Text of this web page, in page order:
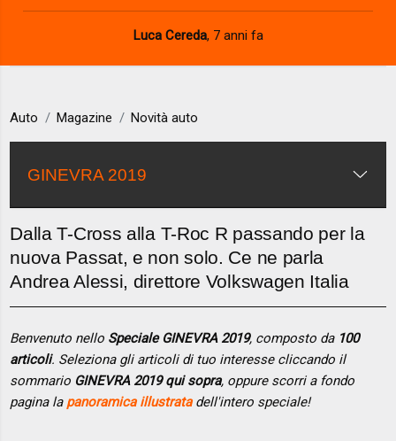
d
e
Luca Cereda, 7 anni fa
Auto Magazine Novità auto
GINEVRA 2019
Dalla T-Cross alla T-Roc R passando per la
nuova Passat, e non solo. Ce ne parla
Andrea Alessi, direttore Volkswagen Italia
Benvenuto nello Speciale GINEVRA 2019, composto da 100
articoli. Seleziona gli articoli di tuo interesse cliccando il
sommario GINEVRA 2019 qui sopra, oppure scorri a fondo
pagina la panoramica illustratadell'intero speciale!